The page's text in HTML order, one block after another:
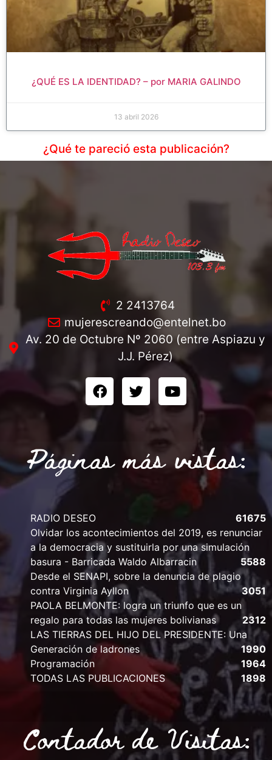
¿QUÉ ES LA IDENTIDAD? – por MARIA GALINDO
13 abril 2026
¿Qué te pareció esta publicación?
2 2413764
mujerescreando@entelnet.bo
Av. 20 de Octubre Nº 2060 (entre Aspiazu y
J.J. Pérez)
Páginas más vistas:
RADIO DESEO
61675
Olvidar los acontecimientos del 2019, es renunciar
a la democracia y sustituirla por una simulación
basura - Barricada Waldo Albarracin
5588
Desde el SENAPI, sobre la denuncia de plagio
contra Virginia Ayllon
3051
PAOLA BELMONTE: logra un triunfo que es un
regalo para todas las mujeres bolivianas
2312
LAS TIERRAS DEL HIJO DEL PRESIDENTE: Una
Generación de ladrones
1990
Programación
1964
TODAS LAS PUBLICACIONES
1898
Contador de Visitas: